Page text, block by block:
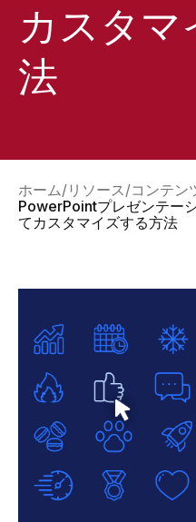
カスタ
法
ホーム リソース コンテン
PowerPointプレゼンテー
てカスタマイズする方法